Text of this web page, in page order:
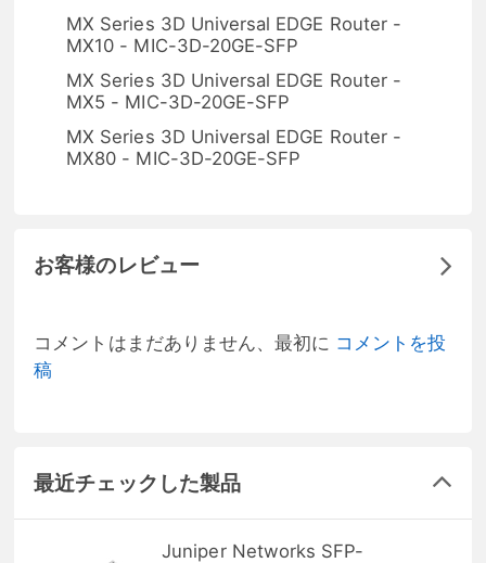
MX Series 3D Universal EDGE Router -
MX10 - MIC-3D-20GE-SFP
MX Series 3D Universal EDGE Router -
MX5 - MIC-3D-20GE-SFP
MX Series 3D Universal EDGE Router -
MX80 - MIC-3D-20GE-SFP
お客様のレビュー
コメントはまだありません、最初に コメントを投
稿
最近チェックした製品
Juniper Networks SFP-